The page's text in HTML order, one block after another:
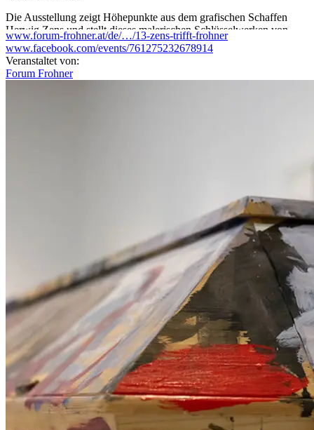
Die Ausstellung zeigt Höhepunkte aus dem grafischen Schaffen
Herwig Zens und stellt dieses malerischen Schlüsselwerken von
Adolf Frohner gegenüber. Von Frohners furiosem Gemälde Rote
Liebe bis zu den Zens‘schen Totentänzen und den Katakomben
Palermos erwartet die Besucher:innen ein durchwegs
wienerischer Blick auf das Thema Tod und Lust.
www.forum-frohner.at/de/…/13-zens-trifft-frohner
www.facebook.com/events/761275232678914
Veranstaltet von:
Forum Frohner